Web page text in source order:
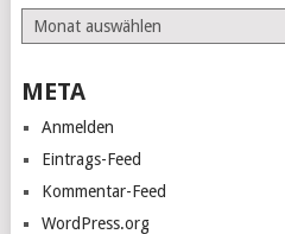
Archiv
META
Anmelden
Eintrags-Feed
Kommentar-Feed
WordPress.org